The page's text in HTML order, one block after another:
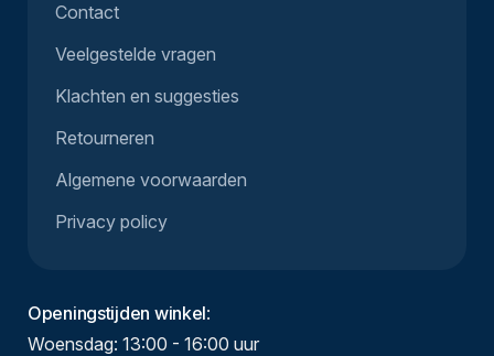
Contact
Veelgestelde vragen
Klachten en suggesties
Retourneren
Algemene voorwaarden
Privacy policy
Openingstijden winkel:
Woensdag: 13:00 - 16:00 uur